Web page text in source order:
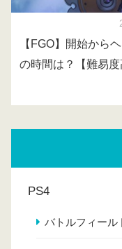
【FGO】開始から
の時間は？【難易度
PS4
バトルフィール